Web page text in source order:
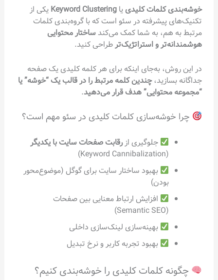
خوشه‌بندی کلمات کلیدی یا Keyword Clustering یکی از
تکنیک‌های پیشرفته در سئو است که با گروه‌بندی کلمات
مرتبط به هم، به شما کمک می‌کند ساختار محتوایی
هوشمندانه‌تر و استراتژیک‌ترطراحی کنید.
در این روش، به‌جای اینکه برای هر کلمه کلیدی یک صفحه
جداگانه بسازید،چندین کلمه مرتبط را در قالب یک “خوشه” یا
“مجموعه محتوایی” هدف قرار می‌دهید.
چرا خوشه‌سازی کلمات کلیدی در سئو مهم است؟
جلوگیری ازرقابت صفحات سایت با یکدیگر
(Keyword Cannibalization)
بهبود ساختار سایت برای گوگل (موضوع‌محور
بودن)
افزایش ارتباط معنایی بین صفحات
(Semantic SEO)
بهینه‌سازی لینک‌سازی داخلی
بهبود تجربه کاربر و نرخ تبدیل
چگونه کلمات کلیدی را خوشه‌بندی کنیم؟